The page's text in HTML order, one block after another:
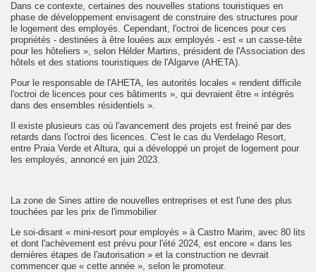
Dans ce contexte, certaines des nouvelles stations touristiques en
phase de développement envisagent de construire des structures pour
le logement des employés. Cependant, l'octroi de licences pour ces
propriétés - destinées à être louées aux employés - est « un casse-tête
pour les hôteliers », selon Hélder Martins, président de l'Association des
hôtels et des stations touristiques de l'Algarve (AHETA).
Pour le responsable de l'AHETA, les autorités locales « rendent difficile
l'octroi de licences pour ces bâtiments », qui devraient être « intégrés
dans des ensembles résidentiels ».
Il existe plusieurs cas où l'avancement des projets est freiné par des
retards dans l'octroi des licences. C'est le cas du Verdelago Resort,
entre Praia Verde et Altura, qui a développé un projet de logement pour
les employés, annoncé en juin 2023.
La zone de Sines attire de nouvelles entreprises et est l'une des plus
touchées par les prix de l'immobilier
Le soi-disant « mini-resort pour employés » à Castro Marim, avec 80 lits
et dont l'achèvement est prévu pour l'été 2024, est encore « dans les
dernières étapes de l'autorisation » et la construction ne devrait
commencer que « cette année », selon le promoteur.